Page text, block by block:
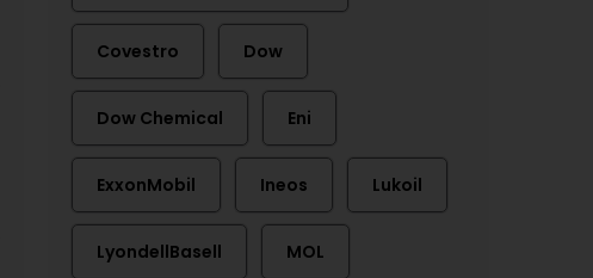
Covestro Dow
Dow Chemical Eni
ExxonMobil Ineos Lukoil
LyondellBasell MOL